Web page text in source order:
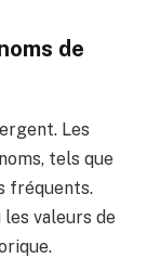
de
Les
tels que
fréquents.
valeurs de